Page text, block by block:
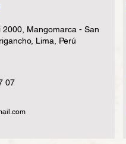
2000, Mangomarca - San
Lima, Perú
07